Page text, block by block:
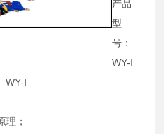
产品
型
号：
WY-Ⅰ
WY-Ⅰ
理；